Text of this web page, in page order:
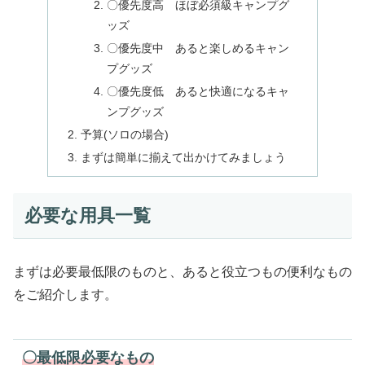
〇優先度高 ほぼ必須級キャンプグ
ッズ
〇優先度中 あると楽しめるキャン
プグッズ
〇優先度低 あると快適になるキャ
ンプグッズ
予算(ソロの場合)
まずは簡単に揃えて出かけてみましょう
必要な用具一覧
まずは必要最低限のものと、あると役立つもの便利なもの
をご紹介します。
〇最低限必要なもの